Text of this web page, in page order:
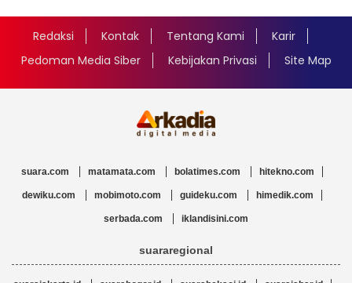
Redaksi Kontak Tentang Kami
Karir
Pedoman Media Siber
Kebijakan Privasi Site Map
suara.com matamata.com bolatimes.com hitekno.com
dewiku.com mobimoto.com guideku.com himedik.com
serbada.com iklandisini.com
suararegional